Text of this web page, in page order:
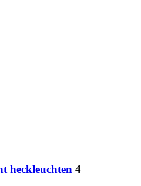
heckleuchten 4